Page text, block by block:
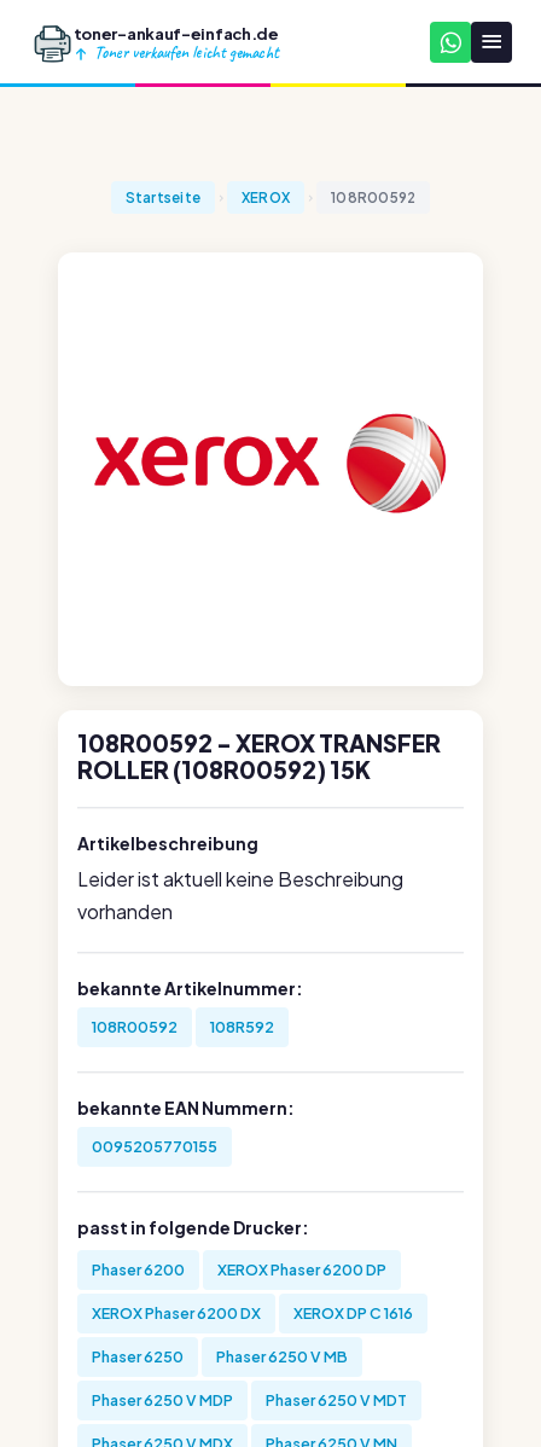
toner-ankauf-einfach.de
Toner verkaufen leicht gemacht
Startseite XEROX 108R00592
108R00592 - XEROX TRANSFER
ROLLER (108R00592) 15K
Artikelbeschreibung
Leider ist aktuell keine Beschreibung
vorhanden
bekannte Artikelnummer:
108R00592 108R592
bekannte EAN Nummern:
0095205770155
passt in folgende Drucker:
Phaser 6200 XEROX Phaser 6200 DP
XEROX Phaser 6200 DX XEROX DP C 1616
Phaser 6250 Phaser 6250 V MB
Phaser 6250 V MDP Phaser 6250 V MDT